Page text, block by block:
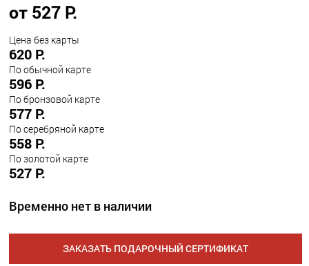
от 527 Р.
Цена без карты
620 Р.
По обычной карте
596 Р.
По бронзовой карте
577 Р.
По серебряной карте
558 Р.
По золотой карте
527 Р.
Временно нет в наличии
ЗАКАЗАТЬ ПОДАРОЧНЫЙ СЕРТИФИКАТ